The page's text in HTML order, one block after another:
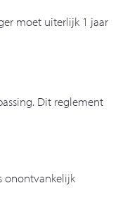
moet uiterlijk 1 jaar
Dit reglement
onontvankelijk